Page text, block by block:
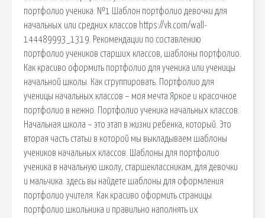
портфолио ученика. №1 Шаблон портфолио девочки для
начальных или средних классов https://vk.com/wall-
144489993_1319. Рекомендации по составлению
портфолио учеников старших классов, шаблоны портфолио.
Как красиво оформить портфолио для ученика или ученицы
начальной школы. Как сгруппировать. Портфолио для
ученицы начальных классов – моя мечта Яркое и красочное
портфолио в нежно. Портфолио ученика начальных классов.
Начальная школа – это этап в жизни ребенка, который. Это
вторая часть статьи в которой мы выкладываем шаблоны
учеников начальных классов. Шаблоны для портфолио
ученика в начальную школу, старшеклассникам, для девочки
и мальчика. здесь вы найдете шаблоны для оформления
портфолио учителя. Как красиво оформить страницы
портфолио школьника и правильно наполнять их